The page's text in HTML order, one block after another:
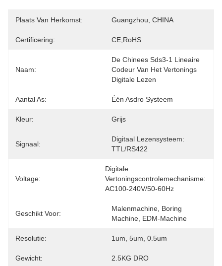
Plaats Van Herkomst: Guangzhou, CHINA
Certificering: CE,RoHS
Naam:
De Chinees Sds3-1 Lineaire
Codeur Van Het Vertonings
Digitale Lezen
Aantal As: Één Asdro Systeem
Kleur: Grijs
Signaal:
Digitaal Lezensysteem:
TTL/RS422
Voltage:
Digitale
Vertoningscontrolemechanisme:
AC100-240V/50-60Hz
Geschikt Voor:
Malenmachine, Boring
Machine, EDM-Machine
Resolutie: 1um, 5um, 0.5um
Gewicht: 2.5KG DRO